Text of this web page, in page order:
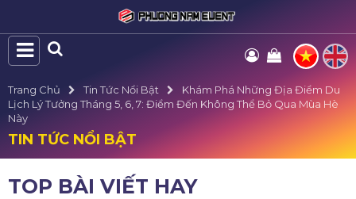
Trang Chủ Tin Tức Nổi Bật
Khám Phá Những Địa Điểm Du
Lịch Lý Tưởng Tháng 5, 6, 7: Điểm Đến Không Thể Bỏ Qua Mùa Hè
Này
TIN TỨC NỔI BẬT
TOP BÀI VIẾT HAY